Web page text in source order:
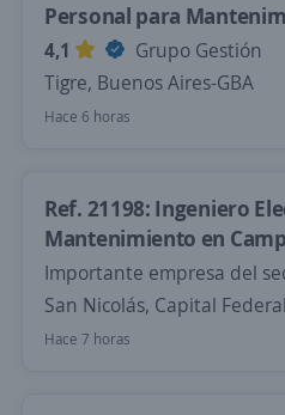
Personal para
4,1
Grupo Gestión
Tigre, Buenos Aires-GBA
Hace 6 horas
Ref. 21198: Ingeniero
Mantenimiento en
Importante empresa del
San Nicolás, Capital Federal
Hace 7 horas